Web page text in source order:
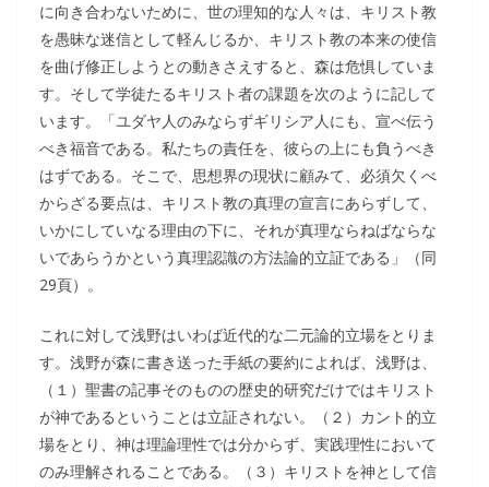
に向き合わないために、世の理知的な人々は、キリスト教
を愚昧な迷信として軽んじるか、キリスト教の本来の使信
を曲げ修正しようとの動きさえすると、森は危惧していま
す。そして学徒たるキリスト者の課題を次のように記して
います。「ユダヤ人のみならずギリシア人にも、宣べ伝う
べき福音である。私たちの責任を、彼らの上にも負うべき
はずである。そこで、思想界の現状に顧みて、必須欠くべ
からざる要点は、キリスト教の真理の宣言にあらずして、
いかにしていなる理由の下に、それが真理ならねばならな
いであらうかという真理認識の方法論的立証である」（同
29頁）。
これに対して浅野はいわば近代的な二元論的立場をとりま
す。浅野が森に書き送った手紙の要約によれば、浅野は、
（１）聖書の記事そのものの歴史的研究だけではキリスト
が神であるということは立証されない。（２）カント的立
場をとり、神は理論理性では分からず、実践理性において
のみ理解されることである。（３）キリストを神として信